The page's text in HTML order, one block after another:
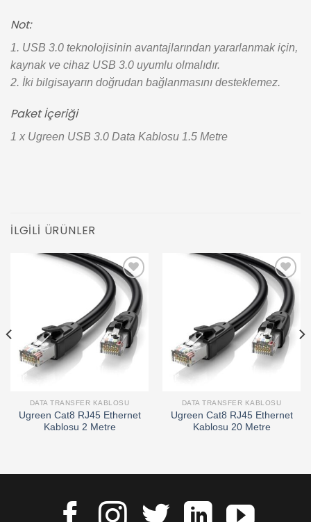
Not:
1. USB 3.0 teknolojisinin avantajlarından yararlanmak için,
kaynak ve cihaz USB 3.0 uyumlu olmalıdır.
2. İki bilgisayarın doğrudan bağlanmasını desteklemez.
Paket İçeriği
1 x Ugreen USB 3.0 Data Kablosu 1.5 Metre
İLGILI ÜRÜNLER
Add to
wishlist
DATA TRANSFER KABLOSU
Ugreen Cat8 RJ45 Ethernet
Kablosu 2 Metre
Add to
wishlist
DATA TRANSFER KABLOSU
Ugreen Cat8 RJ45 Ethernet
Kablosu 20 Metre